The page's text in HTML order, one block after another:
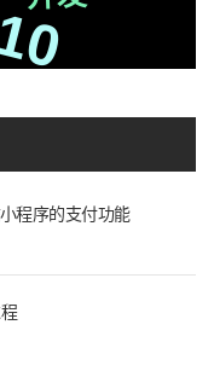
程序的支付功能